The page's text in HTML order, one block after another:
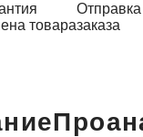
товаразаказа